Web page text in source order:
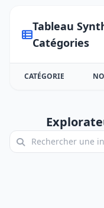
Tableau
Catégories
CATÉGORIE